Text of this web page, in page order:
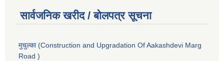
सार्वजनिक खरीद / बोलपत्र सूचना
मुचुल्का (Construction and Upgradation Of Aakashdevi Marg
Road )